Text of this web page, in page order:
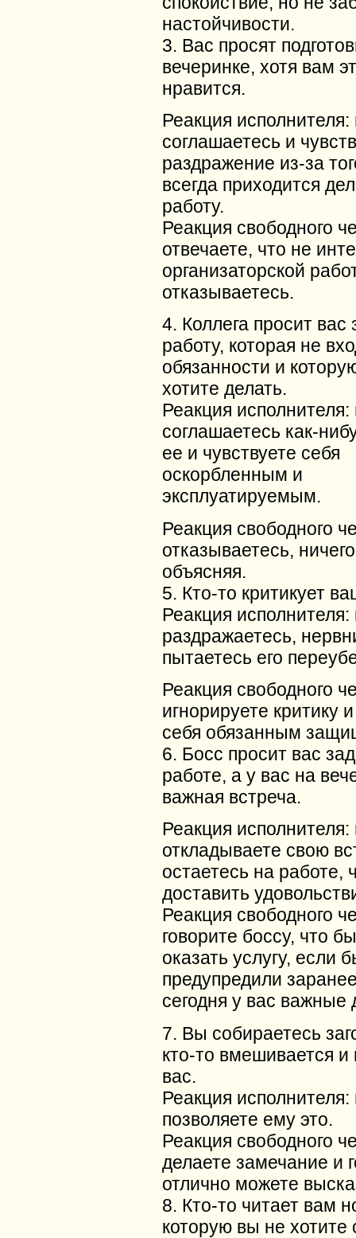
настойчивости.
3. Вас просят
вечеринке, хотя вам
нравится.
Реакция
соглашаетесь и
раздражение из-за
всегда приходится
работу.
Реакция свободного
отвечаете, что не
организаторской
отказываетесь.
4. Коллега просит вас
работу, которая не
обязанности и
хотите делать.
Реакция
соглашаетесь как-
ее и чувствуете себя
оскорбленным и
эксплуатируемым.
Реакция свободного
отказываетесь,
объясняя.
5. Кто-то критикует
Реакция
раздражаетесь,
пытаетесь его
Реакция свободного
игнорируете критику
себя обязанным
6. Босс просит вас
работе, а у вас на
важная встреча.
Реакция
откладываете свою
остаетесь на работе,
доставить
Реакция свободного
говорите боссу, что
оказать услугу, если
предупредили
сегодня у вас важные
7. Вы собираетесь
кто-то вмешивается и
вас.
Реакция
позволяете ему это.
Реакция свободного
делаете замечание и
отлично можете
8. Кто-то читает вам
которую вы не хотите